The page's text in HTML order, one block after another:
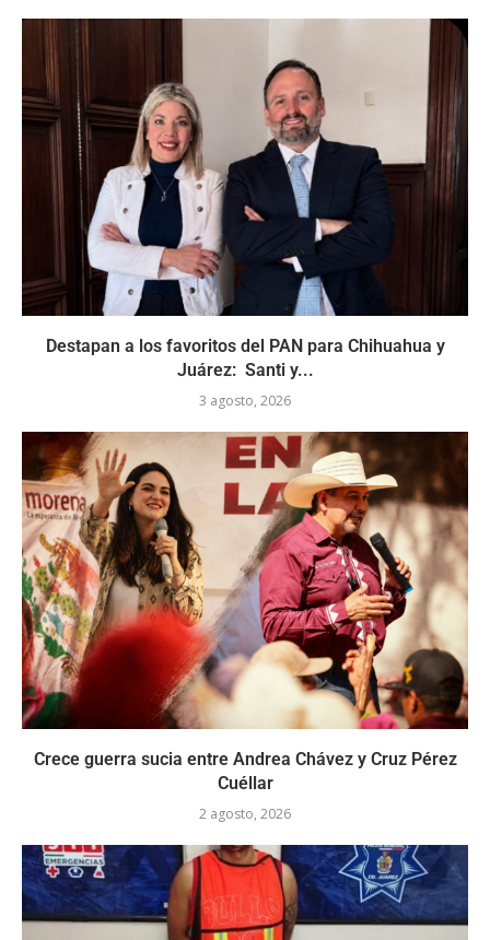
Destapan a los favoritos del PAN para Chihuahua y
Juárez: Santi y...
3 agosto, 2026
Crece guerra sucia entre Andrea Chávez y Cruz Pérez
Cuéllar
2 agosto, 2026